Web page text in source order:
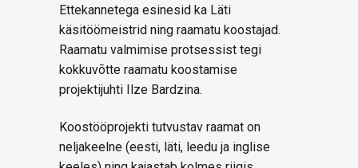
Ettekannetega esinesid ka Läti
käsitöömeistrid ning raamatu koostajad.
Raamatu valmimise protsessist tegi
kokkuvõtte raamatu koostamise
projektijuhti Ilze Bardzina.
Koostööprojekti tutvustav raamat on
neljakeelne (eesti, läti, leedu ja inglise